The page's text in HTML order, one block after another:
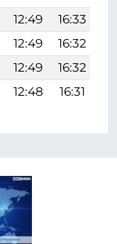
12:49 16:33
12:49 16:32
12:49 16:32
12:48 16:31